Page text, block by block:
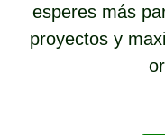
esperes más
proyectos y